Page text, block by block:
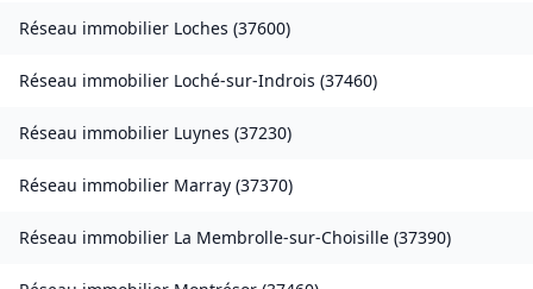
Réseau immobilier Loches (37600)
Réseau immobilier Loché-sur-Indrois (37460)
Réseau immobilier Luynes (37230)
Réseau immobilier Marray (37370)
Réseau immobilier La Membrolle-sur-Choisille (37390)